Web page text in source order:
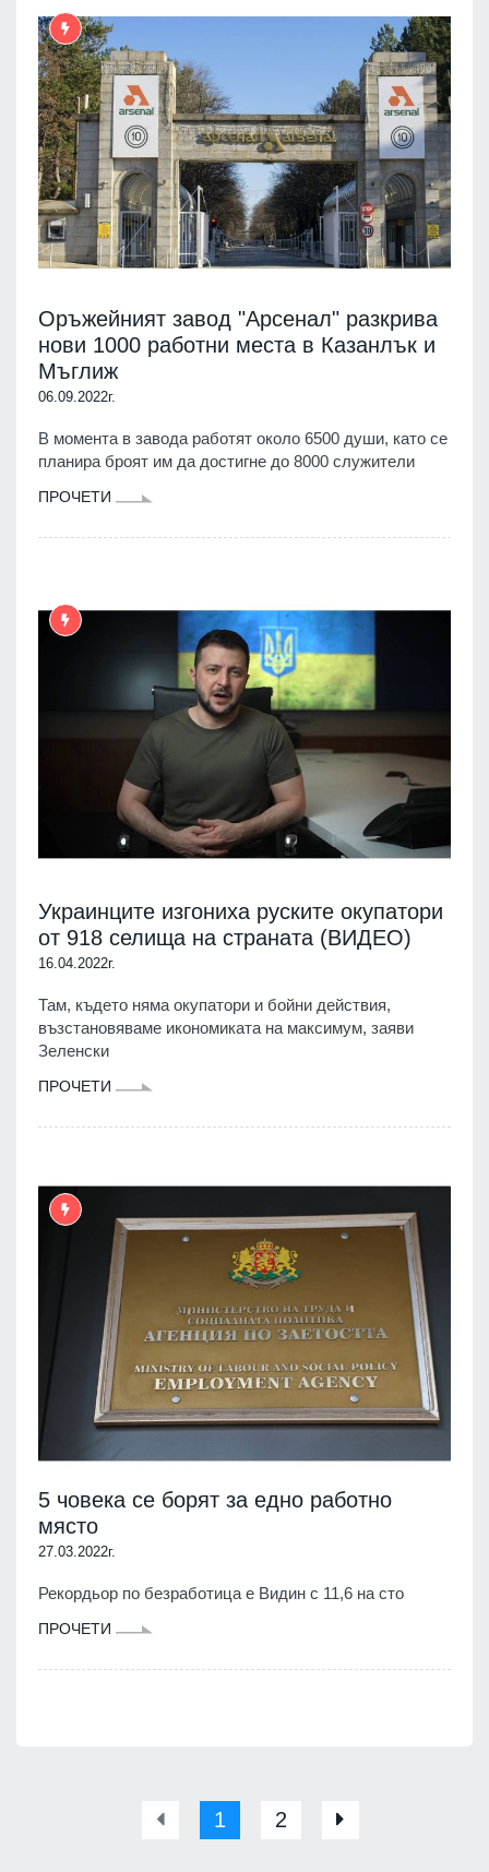
Оръжейният завод "Арсенал" разкрива
нови 1000 работни места в Казанлък и
Мъглиж
06.09.2022г.
В момента в завода работят около 6500 души, като се
планира броят им да достигне до 8000 служители
ПРОЧЕТИ
Украинците изгониха руските окупатори
от 918 селища на страната (ВИДЕО)
16.04.2022г.
Там, където няма окупатори и бойни действия,
възстановяваме икономиката на максимум, заяви
Зеленски
ПРОЧЕТИ
5 човека се борят за едно работно
място
27.03.2022г.
Рекордьор по безработица е Видин с 11,6 на сто
ПРОЧЕТИ
1 2